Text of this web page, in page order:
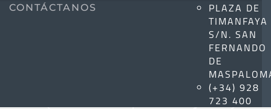
CONTÁCTANOS
PLAZA DE
TIMANFAYA
S/N. SAN
FERNANDO
DE
(+34) 928
723 400